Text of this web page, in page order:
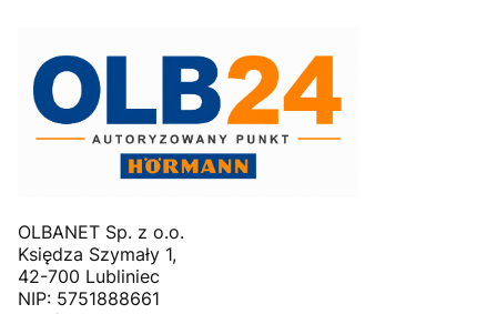
OLBANET Sp. z o.o.
Księdza Szymały 1,
42-700 Lubliniec
NIP: 5751888661